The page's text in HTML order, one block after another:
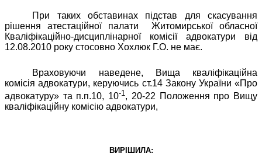
При таких обставинах підстав для скасування
рішення атестаційної палати
Житомирської обласної
Кваліфікаційно-дисциплінарної комісії адвокатури від
12.08.2010 року стосовно Хохлюк Г.О. не має.
Враховуючи наведене, Вища кваліфікаційна
комісія адвокатури, керуючись ст.14 Закону України «Про
адвокатуру» та п.п.10, 10-1 , 20-22 Положення про Вищу
кваліфікаційну комісію адвокатури,
ВИРІШИЛА: